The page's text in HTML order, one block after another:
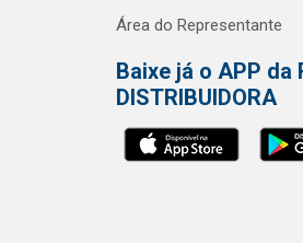
Área do Representante
Baixe já o APP da
DISTRIBUIDORA